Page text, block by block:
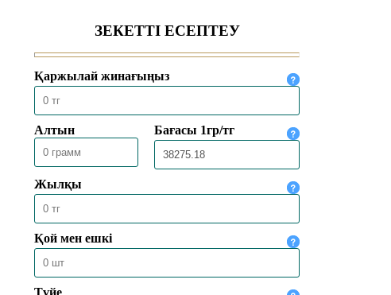
ҚҰЛШЫЛЫҒЫНЫҢ НЕГІЗГІ
АТҚАРДЫ
30.05.2026 4458
МЕККЕДЕ 1447 ҺИЖРИ
ЖЫЛҒЫ ҚАЖЫЛЫҚ
МАУСЫМЫ
ҚОРЫТЫНДЫЛАНДЫ
30.05.2026